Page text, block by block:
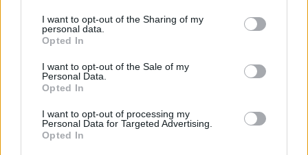
I want to opt-out of the Sharing of my
personal data.
Opted In
I want to opt-out of the Sale of my
Personal Data.
Opted In
I want to opt-out of processing my
Personal Data for Targeted Advertising.
Opted In